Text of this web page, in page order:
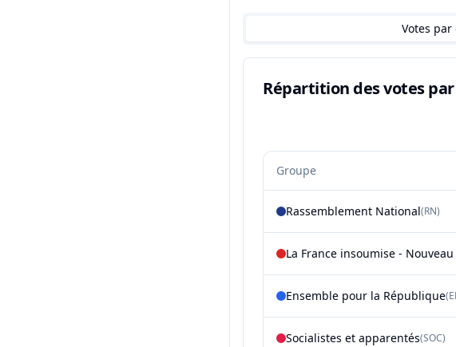
Votes
Répartition des votes
Groupe
Rassemblement National(RN)
La France insoumise -
Ensemble pour la République(
Socialistes et apparentés(SOC)